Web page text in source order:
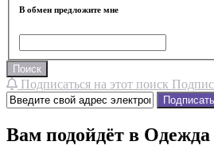
В обмен предложите мне
Поиск
Подписаться на этот поиск
Вам подойдёт в Одежда